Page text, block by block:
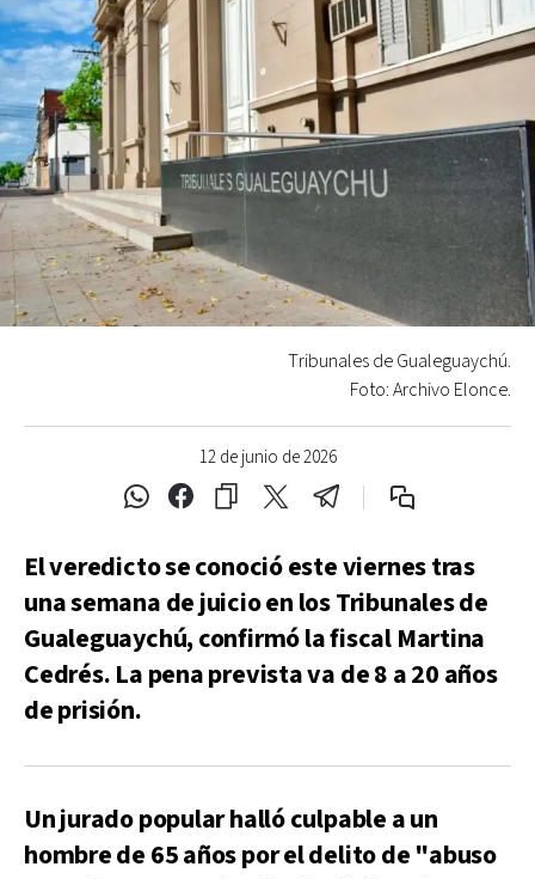
12 de junio de 2026
Tribunales de Gualeguaychú.
Foto: Archivo Elonce.
El veredicto se conoció este viernes tras
una semana de juicio en los Tribunales de
Gualeguaychú, confirmó la fiscal Martina
Cedrés. La pena prevista va de 8 a 20 años
de prisión.
Un jurado popular halló culpable a un
hombre de 65 años por el delito de "abuso